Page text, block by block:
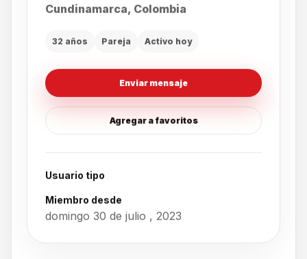
Cundinamarca, Colombia
32 años Pareja Activo hoy
Enviar mensaje
Agregar a favoritos
Usuario tipo
Miembro desde
domingo 30 de julio , 2023